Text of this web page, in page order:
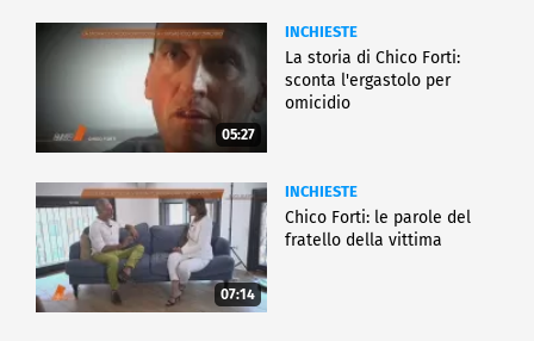
05:27
INCHIESTE
La storia di Chico Forti:
sconta l'ergastolo per
omicidio
07:14
INCHIESTE
Chico Forti: le parole del
fratello della vittima